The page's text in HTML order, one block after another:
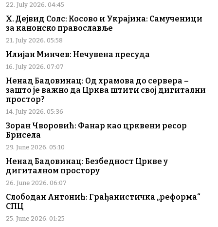
22. July 2026. 04:45
Х. Дејвид Солс: Косово и Украјина: Самученици
за канонско православље
21. July 2026. 05:58
Илијан Минчев: Нечувена пресуда
16. July 2026. 07:07
Ненад Бадовинац: Од храмова до сервера –
зашто је важно да Црква штити свој дигитални
простор?
14. July 2026. 05:36
Зоран Чворовић: Фанар као црквени ресор
Брисела
29. June 2026. 05:10
Ненад Бадовинац: Безбедност Цркве у
дигиталном простору
26. June 2026. 06:07
Слободан Антонић: Грађанистичка „реформа“
СПЦ
25. June 2026. 01:25